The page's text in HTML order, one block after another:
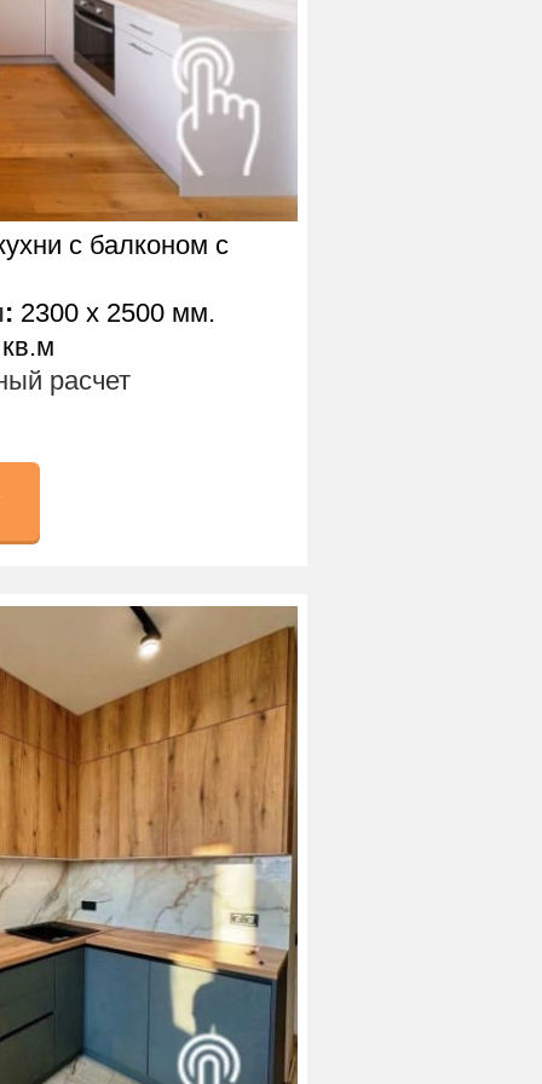
с балконом с
: 2300 х 2500 мм.
расчет